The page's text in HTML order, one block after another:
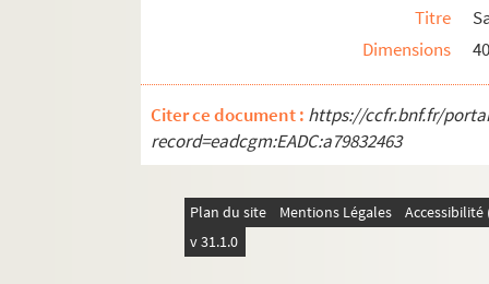
Sainte Marie, sainte Marthe et autres
H-IMAR-22-12-66. Les deux cents
H-IMAR-22-13-67. Les dix milles soldats
H-IMAR-22-14-68. Incipit prologus
H-IMAR-22-15-69. Nouvelles fleurs des
Titre
Dimensions
Citer ce document : https://ccfr.bnf.fr/
record=eadcgm:EADC:a79832463
Plan du site Mentions Légales
v 31.1.0